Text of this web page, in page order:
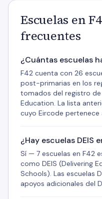
Escuelas en
frecuentes
¿Cuántas escuelas
F42 cuenta con 26
post-primarias en los
tomados del registro
Education. La lista
cuyo Eircode
¿Hay escuelas DEIS
Sí — 7 escuelas en F42
como DEIS (Delivering
Schools). Las escuelas
apoyos adicionales del